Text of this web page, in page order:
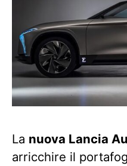
La nuova Lancia
arricchire il